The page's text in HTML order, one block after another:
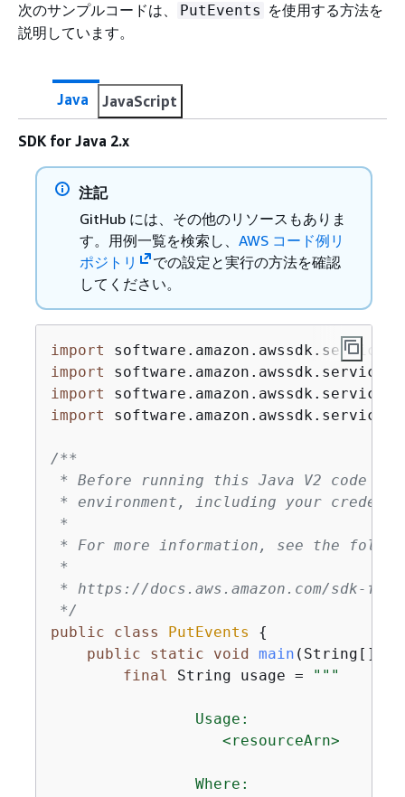
次のサンプルコードは、 PutEvents を使用する方法を
説明しています。
Java JavaScript
SDK for Java 2.x
注記
GitHub には、その他のリソースもありま
す。用例一覧を検索し、 AWS コード例リ
ポジトリ
での設定と実行の方法を確認
してください。
import
import
import
import
/**
* Before running this Java V2 code
* environment, including your
*
* For more information, see the
*
* https://docs.aws.amazon.com/sdk-
*/
public
class PutEvents
{
public
static void main (String[]
final String usage = "" "
                Usage:
                   <resourceArn>
                Where: